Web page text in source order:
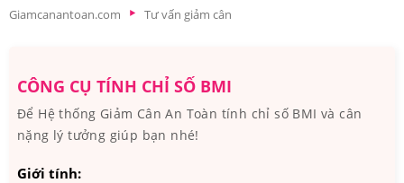
Giamcanantoan.com Tư vấn giảm cân
CÔNG CỤ TÍNH CHỈ SỐ BMI
Để Hệ thống Giảm Cân An Toàn tính chỉ số BMI và cân
nặng lý tưởng giúp bạn nhé!
Giới tính: